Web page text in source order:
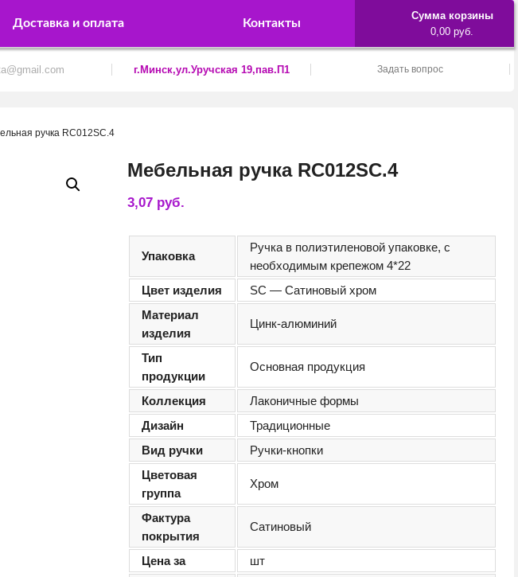
Доставка и оплата Контакты
Сумма корзины
0,00 руб.
г.Минск,ул.Уручская 19,пав.П1 Задать вопрос
ручка RC012SC.4
Мебельная ручка RC012SC.4
3,07 руб.
Упаковка
Ручка в полиэтиленовой упаковке, с
необходимым крепежом 4*22
Цвет изделия
SC — Сатиновый хром
Материал
изделия
Цинк-алюминий
Тип
продукции
Основная продукция
Коллекция
Лаконичные формы
Дизайн
Традиционные
Вид ручки
Ручки-кнопки
Цветовая
группа
Хром
Фактура
покрытия
Сатиновый
Цена за
шт